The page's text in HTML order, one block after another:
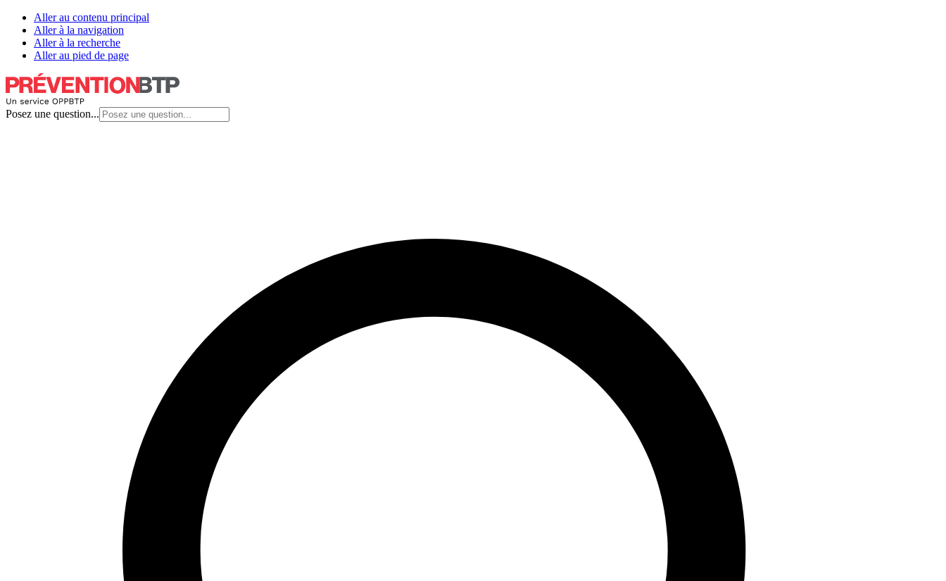
Aller au contenu principal
Aller à la navigation
Aller à la recherche
Aller au pied de page
Posez une question...